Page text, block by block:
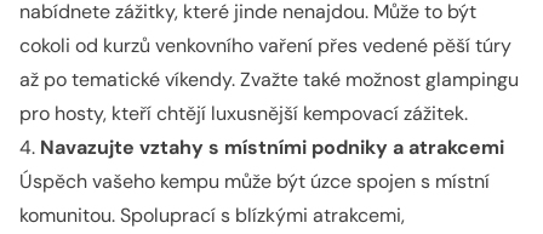
nabídnete zážitky, které jinde nenajdou. Může to být
cokoli od kurzů venkovního vaření přes vedené pěší túry
až po tematické víkendy. Zvažte také možnost glampingu
pro hosty, kteří chtějí luxusnější kempovací zážitek.
4. Navazujte vztahy s místními podniky a atrakcemi
Úspěch vašeho kempu může být úzce spojen s místní
komunitou. Spoluprací s blízkými atrakcemi,